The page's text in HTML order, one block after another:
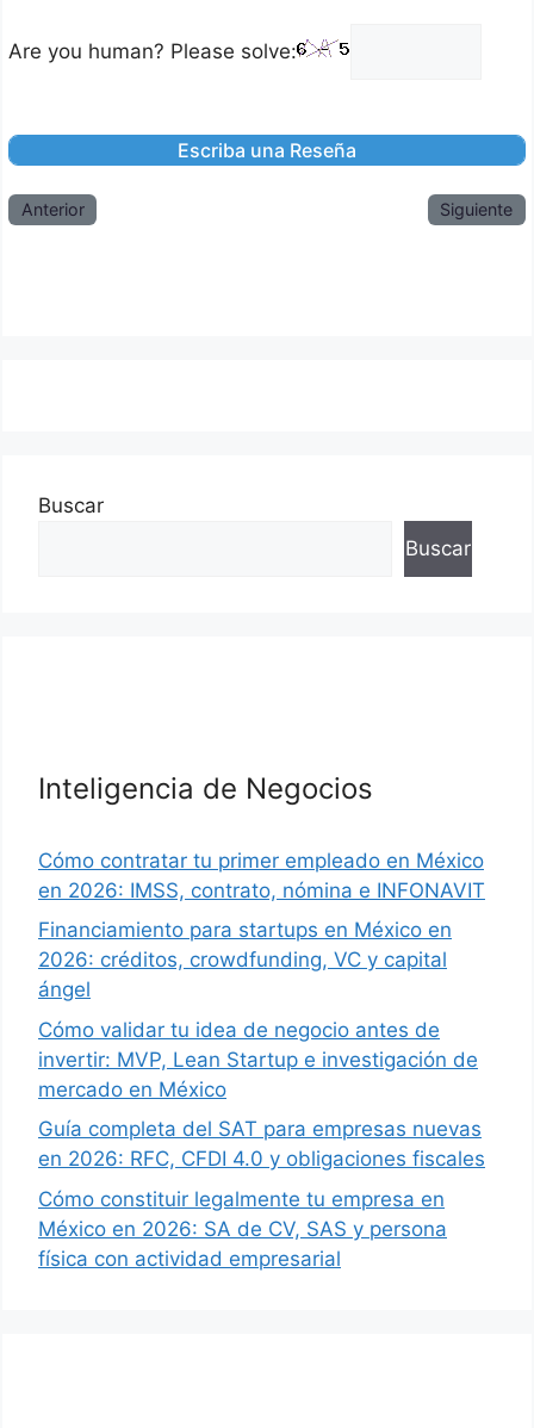
Are you human? Please solve:
Anterior Siguiente
Buscar
Buscar
Inteligencia de Negocios
Cómo contratar tu primer empleado en México
en 2026: IMSS, contrato, nómina e INFONAVIT
Financiamiento para startups en México en
2026: créditos, crowdfunding, VC y capital
ángel
Cómo validar tu idea de negocio antes de
invertir: MVP, Lean Startup e investigación de
mercado en México
Guía completa del SAT para empresas nuevas
en 2026: RFC, CFDI 4.0 y obligaciones fiscales
Cómo constituir legalmente tu empresa en
México en 2026: SA de CV, SAS y persona
física con actividad empresarial